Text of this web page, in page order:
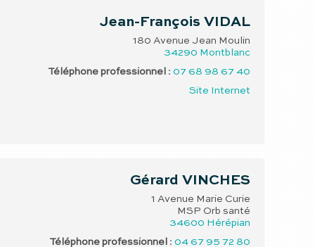
Jean-François VIDAL
180 Avenue Jean Moulin
34290 Montblanc
Téléphone professionnel : 07 68 98 67 40
Site Internet
Gérard VINCHES
1 Avenue Marie Curie
MSP Orb santé
34600 Hérépian
Téléphone professionnel : 04 67 95 72 80